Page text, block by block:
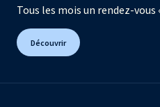
Tous les mois un rendez-vous
Découvrir